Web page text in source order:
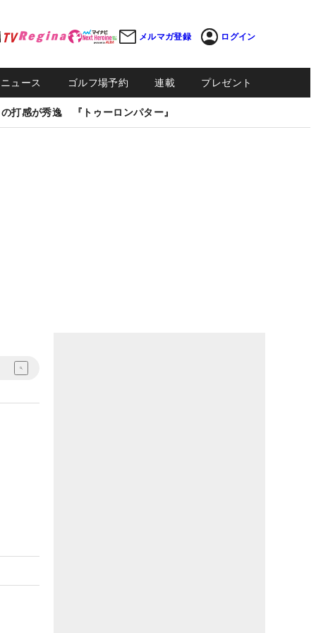
メルマガ登録 ログイン
ュース ゴルフ場予約 連載 プレゼント
打感が秀逸 『トゥーロンパター』